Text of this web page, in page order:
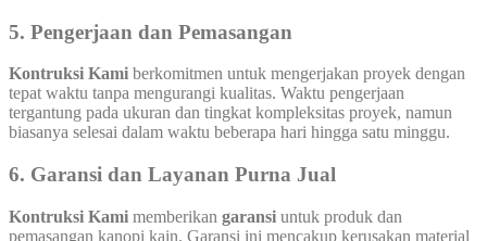
5. Pengerjaan dan Pemasangan
Kontruksi Kami berkomitmen untuk mengerjakan proyek dengan
tepat waktu tanpa mengurangi kualitas. Waktu pengerjaan
tergantung pada ukuran dan tingkat kompleksitas proyek, namun
biasanya selesai dalam waktu beberapa hari hingga satu minggu.
6. Garansi dan Layanan Purna Jual
Kontruksi Kami memberikan garansi untuk produk dan
pemasangan kanopi kain. Garansi ini mencakup kerusakan material